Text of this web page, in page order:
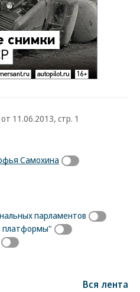
от 11.06.2013, стр. 1
Самохина
парламентов
платформы"
Вся лента